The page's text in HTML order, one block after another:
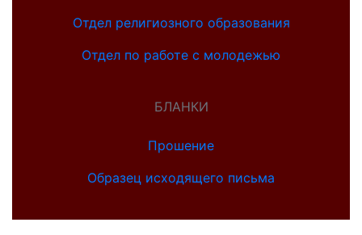
Отдел религиозного образования
Отдел по работе с молодежью
БЛАНКИ
Прошение
Образец исходящего письма